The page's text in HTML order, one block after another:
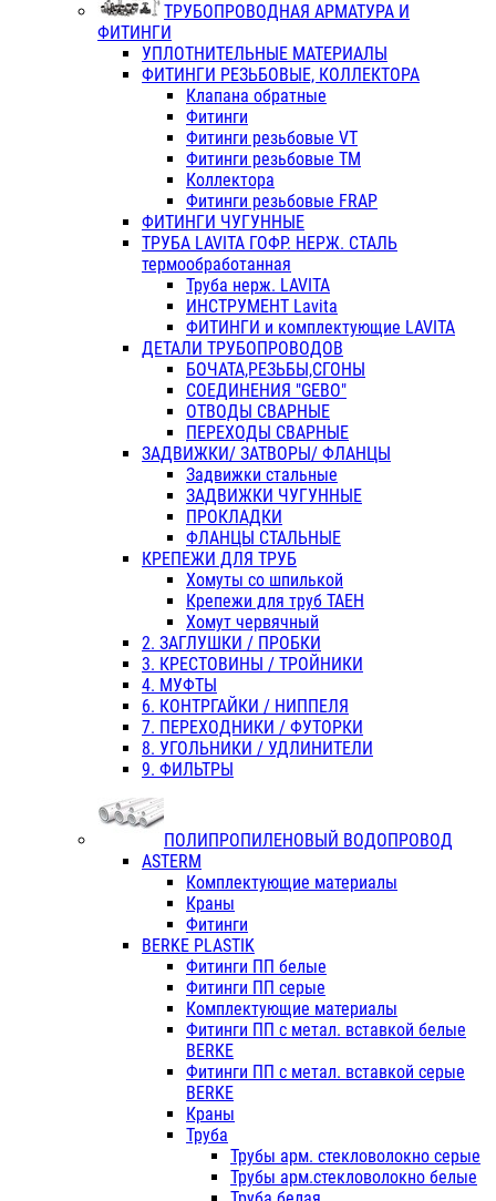
ТРУБОПРОВОДНАЯ АРМАТУРА И
ФИТИНГИ
УПЛОТНИТЕЛЬНЫЕ МАТЕРИАЛЫ
ФИТИНГИ РЕЗЬБОВЫЕ, КОЛЛЕКТОРА
Клапана обратные
Фитинги
Фитинги резьбовые VT
Фитинги резьбовые ТМ
Коллектора
Фитинги резьбовые FRAP
ФИТИНГИ ЧУГУННЫЕ
ТРУБА LAVITA ГОФР. НЕРЖ. СТАЛЬ
термообработанная
Труба нерж. LAVITA
ИНСТРУМЕНТ Lavita
ФИТИНГИ и комплектующие LAVITA
ДЕТАЛИ ТРУБОПРОВОДОВ
БОЧАТА,РЕЗЬБЫ,СГОНЫ
СОЕДИНЕНИЯ "GEBO"
ОТВОДЫ СВАРНЫЕ
ПЕРЕХОДЫ СВАРНЫЕ
ЗАДВИЖКИ/ ЗАТВОРЫ/ ФЛАНЦЫ
Задвижки стальные
ЗАДВИЖКИ ЧУГУННЫЕ
ПРОКЛАДКИ
ФЛАНЦЫ СТАЛЬНЫЕ
КРЕПЕЖИ ДЛЯ ТРУБ
Хомуты со шпилькой
Крепежи для труб ТАЕН
Хомут червячный
2. ЗАГЛУШКИ / ПРОБКИ
3. КРЕСТОВИНЫ / ТРОЙНИКИ
4. МУФТЫ
6. КОНТРГАЙКИ / НИППЕЛЯ
7. ПЕРЕХОДНИКИ / ФУТОРКИ
8. УГОЛЬНИКИ / УДЛИНИТЕЛИ
9. ФИЛЬТРЫ
ПОЛИПРОПИЛЕНОВЫЙ ВОДОПРОВОД
ASTERM
Комплектующие материалы
Краны
Фитинги
BERKE PLASTIK
Фитинги ПП белые
Фитинги ПП серые
Комплектующие материалы
Фитинги ПП с метал. вставкой белые
BERKE
Фитинги ПП с метал. вставкой серые
BERKE
Краны
Труба
Трубы арм. стекловолокно серые
Трубы арм.стекловолокно белые